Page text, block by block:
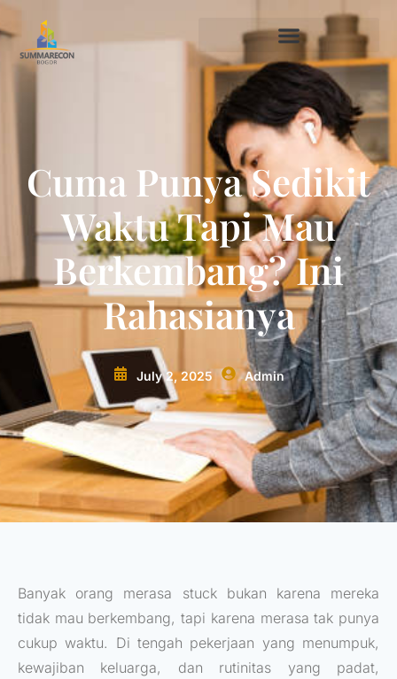
Cuma Punya Sedikit
Waktu Tapi Mau
Berkembang? Ini
Rahasianya
July 2, 2025 Admin
Banyak orang merasa stuck bukan karena mereka
tidak mau berkembang, tapi karena merasa tak punya
cukup waktu. Di tengah pekerjaan yang menumpuk,
kewajiban keluarga, dan rutinitas yang padat,